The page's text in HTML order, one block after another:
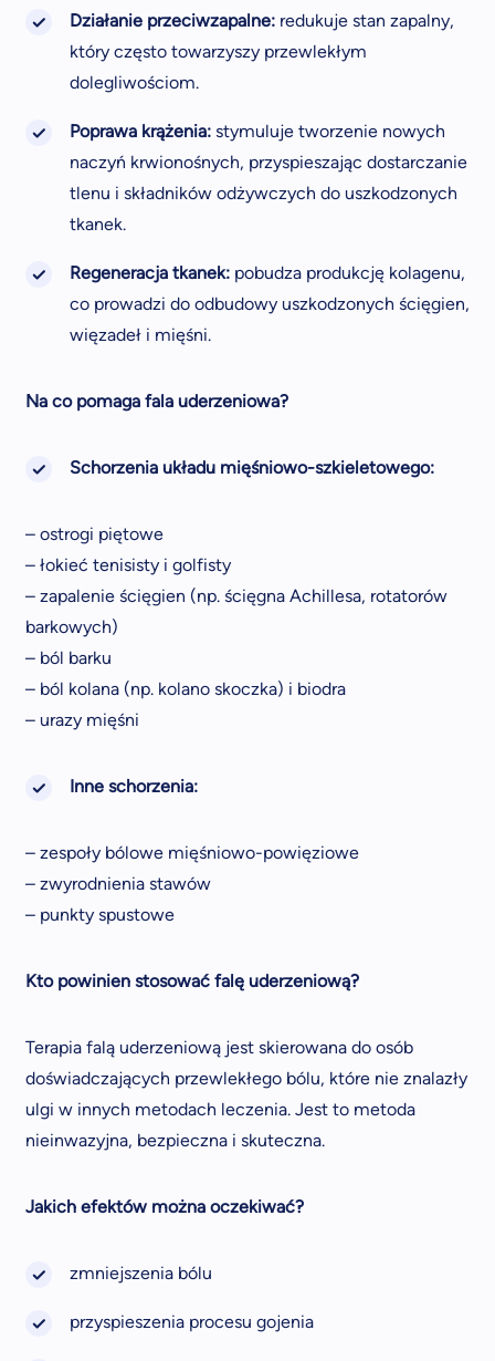
Działanie przeciwzapalne:redukuje stan zapalny,
który często towarzyszy przewlekłym
dolegliwościom.
Poprawa krążenia:stymuluje tworzenie nowych
naczyń krwionośnych, przyspieszając dostarczanie
tlenu i składników odżywczych do uszkodzonych
tkanek.
Regeneracja tkanek:pobudza produkcję kolagenu,
co prowadzi do odbudowy uszkodzonych ścięgien,
więzadeł i mięśni.
Na co pomaga fala uderzeniowa?
Schorzenia układu mięśniowo-szkieletowego:
– ostrogi piętowe
– łokieć tenisisty i golfisty
– zapalenie ścięgien (np. ścięgna Achillesa, rotatorów
barkowych)
– ból barku
– ból kolana (np. kolano skoczka) i biodra
– urazy mięśni
Inne schorzenia:
– zespoły bólowe mięśniowo-powięziowe
– zwyrodnienia stawów
– punkty spustowe
Kto powinien stosować falę uderzeniową?
Terapia falą uderzeniową jest skierowana do osób
doświadczających przewlekłego bólu, które nie znalazły
ulgi w innych metodach leczenia. Jest to metoda
nieinwazyjna, bezpieczna i skuteczna.
Jakich efektów można oczekiwać?
zmniejszenia bólu
przyspieszenia procesu gojenia